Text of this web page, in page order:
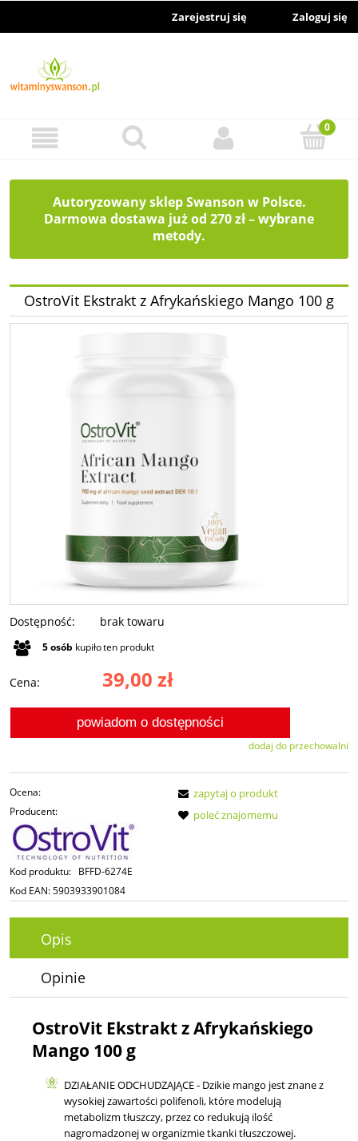
Zarejestruj się Zaloguj się
Autoryzowany sklep Swanson w Polsce.
Darmowa dostawa już od 270 zł – wybrane
metody.
OstroVit Ekstrakt z Afrykańskiego Mango 100 g
Dostępność: brak towaru
5osób kupiłoten produkt
Cena: 39,00 zł
powiadom o dostępności
dodaj do przechowalni
Ocena:
Producent:
Kod produktu: BFFD-6274E
Kod EAN:5903933901084
zapytaj o produkt
poleć znajomemu
Opis
Opinie
OstroVit Ekstrakt z Afrykańskiego
Mango 100 g
DZIAŁANIE ODCHUDZAJĄCE - Dzikie mango jest znane z
wysokiej zawartości polifenoli, które modelują
metabolizm tłuszczy, przez co redukują ilość
nagromadzonej w organizmie tkanki tłuszczowej.